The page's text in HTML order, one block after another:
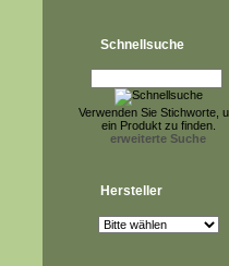
Schnellsuche
Verwenden Sie Stichworte,
ein Produkt zu finden.
erweiterte Suche
Hersteller